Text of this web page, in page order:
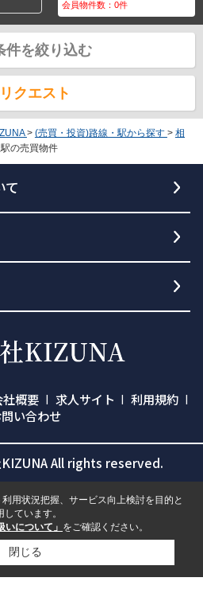
会員物件数：0件
件を絞り込む
クエスト
> (売買・投資)路線・駅から探す > 相
の売買物件
て
社概要 求人サイト
利用規約
い合わせ
All rights reserved.
用状況把握、サービス向上検討を目的と
ています。
いについて」 をご確認ください。
閉じる